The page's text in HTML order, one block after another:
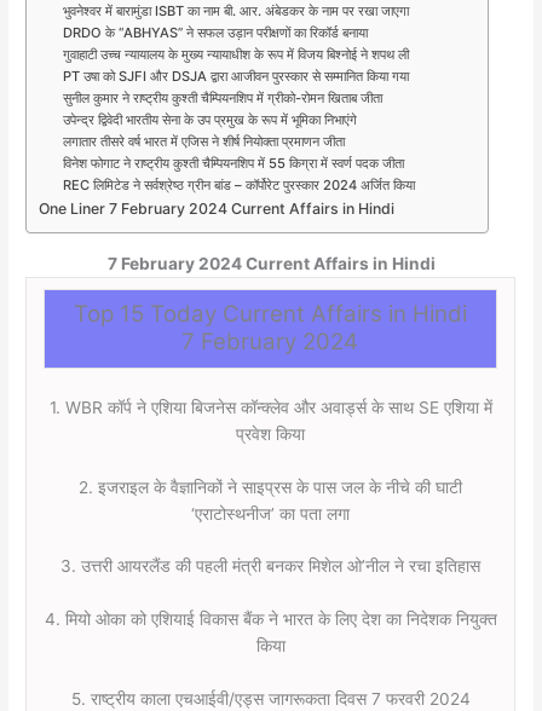
भुवनेश्वर में बारामुंडा ISBT का नाम बी. आर. अंबेडकर के नाम पर रखा जाएगा
DRDO के “ABHYAS” ने सफल उड़ान परीक्षणों का रिकॉर्ड बनाया
गुवाहाटी उच्च न्यायालय के मुख्य न्यायाधीश के रूप में विजय बिश्नोई ने शपथ ली
PT उषा को SJFI और DSJA द्वारा आजीवन पुरस्कार से सम्मानित किया गया
सुनील कुमार ने राष्ट्रीय कुश्ती चैम्पियनशिप में ग्रीको-रोमन खिताब जीता
उपेन्द्र द्विवेदी भारतीय सेना के उप प्रमुख के रूप में भूमिका निभाएंगे
लगातार तीसरे वर्ष भारत में एजिस ने शीर्ष नियोक्ता प्रमाणन जीता
विनेश फोगाट ने राष्ट्रीय कुश्ती चैम्पियनशिप में 55 किग्रा में स्वर्ण पदक जीता
REC लिमिटेड ने सर्वश्रेष्ठ ग्रीन बांड – कॉर्पोरेट पुरस्कार 2024 अर्जित किया
One Liner 7 February 2024 Current Affairs in Hindi
7 February 2024Current Affairs in Hindi
Top 15 Today Current Affairs in Hindi
7 February 2024
1. WBR कॉर्प ने एशिया बिजनेस कॉन्क्लेव और अवार्ड्स के साथ SE एशिया में
प्रवेश किया
2. इजराइल के वैज्ञानिकों ने साइप्रस के पास जल के नीचे की घाटी
‘एराटोस्थनीज’ का पता लगा
3. उत्तरी आयरलैंड की पहली मंत्री बनकर मिशेल ओ’नील ने रचा इतिहास
4. मियो ओका को एशियाई विकास बैंक ने भारत के लिए देश का निदेशक नियुक्त
किया
5. राष्ट्रीय काला एचआईवी/एड्स जागरूकता दिवस 7 फरवरी 2024